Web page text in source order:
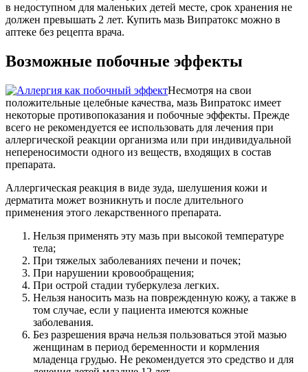
в недоступном для маленьких детей месте, срок хранения не
должен превышать 2 лет. Купить мазь Випратокс можно в
аптеке без рецепта врача.
Возможные побочные эффекты
Несмотря на свои
положительные целебные качества, мазь Випратокс имеет
некоторые противопоказания и побочные эффекты. Прежде
всего не рекомендуется ее использовать для лечения при
аллергической реакции организма или при индивидуальной
непереносимости одного из веществ, входящих в состав
препарата.
Аллергическая реакция в виде зуда, шелушения кожи и
дерматита может возникнуть и после длительного
применения этого лекарственного препарата.
Нельзя применять эту мазь при высокой температуре
тела;
При тяжелых заболеваниях печени и почек;
При нарушении кровообращения;
При острой стадии туберкулеза легких.
Нельзя наносить мазь на поврежденную кожу, а также в
том случае, если у пациента имеются кожные
заболевания.
Без разрешения врача нельзя пользоваться этой мазью
женщинам в период беременности и кормления
младенца грудью. Не рекомендуется это средство и для